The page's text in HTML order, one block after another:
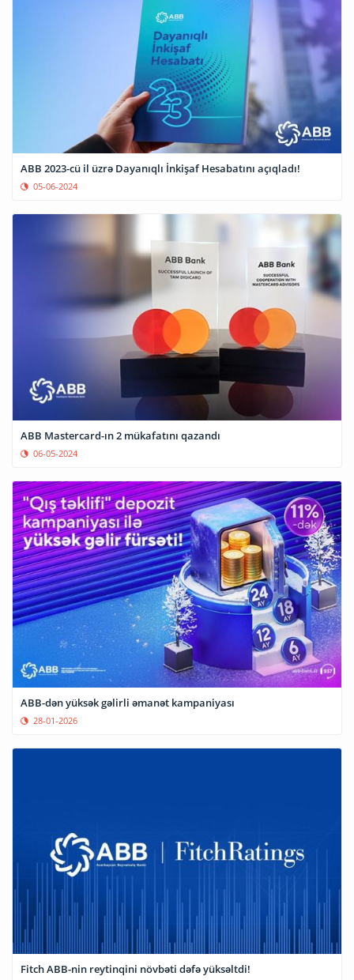
ABB 2023-cü il üzrə Dayanıqlı İnkişaf Hesabatını açıqladı!
05-06-2024
ABB Mastercard-ın 2 mükafatını qazandı
06-05-2024
ABB-dən yüksək gəlirli əmanət kampaniyası
28-01-2026
Fitch ABB-nin reytinqini növbəti dəfə yüksəltdi!